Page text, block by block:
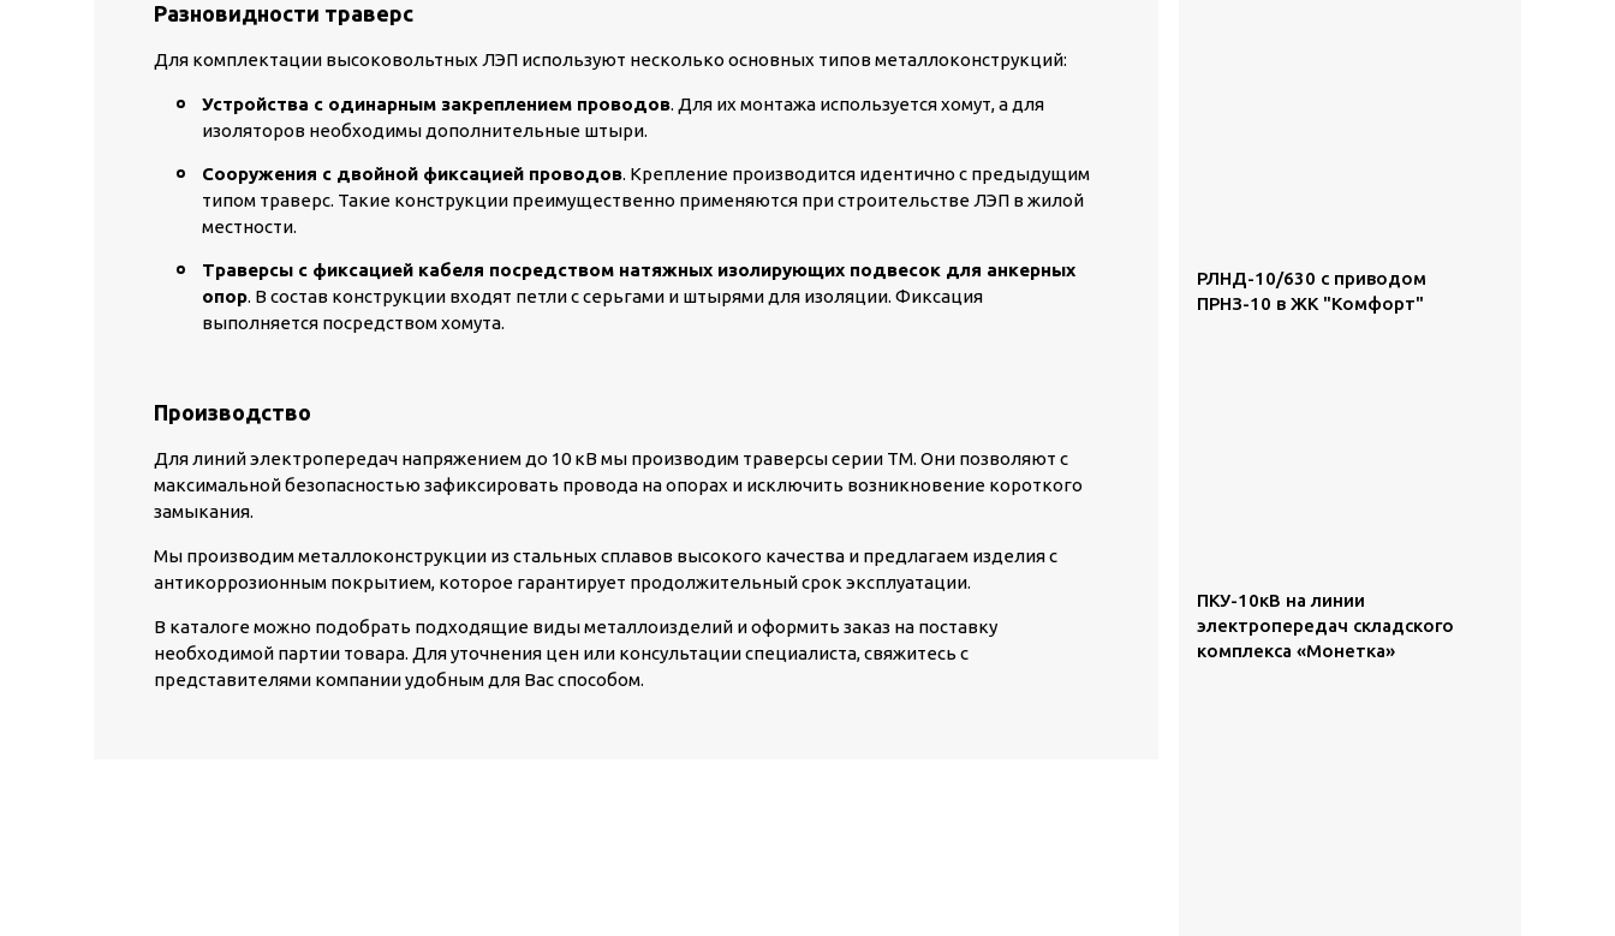
Разновидности траверс
Для комплектации высоковольтных ЛЭП используют несколько основных типов металлоконструкций:
Устройства с одинарным закреплением проводов. Для их монтажа используется хомут, а для
изоляторов необходимы дополнительные штыри.
Сооружения с двойной фиксацией проводов. Крепление производится идентично с предыдущим
типом траверс. Такие конструкции преимущественно применяются при строительстве ЛЭП в жилой
местности.
Траверсы с фиксацией кабеля посредством натяжных изолирующих подвесок для анкерных
опор. В состав конструкции входят петли с серьгами и штырями для изоляции. Фиксация
выполняется посредством хомута.
Производство
Для линий электропередач напряжением до 10 кВ мы производим траверсы серии ТМ. Они позволяют с
максимальной безопасностью зафиксировать провода на опорах и исключить возникновение короткого
замыкания.
Мы производим металлоконструкции из стальных сплавов высокого качества и предлагаем изделия с
антикоррозионным покрытием, которое гарантирует продолжительный срок эксплуатации.
В каталоге можно подобрать подходящие виды металлоизделий и оформить заказ на поставку
необходимой партии товара. Для уточнения цен или консультации специалиста, свяжитесь с
представителями компании удобным для Вас способом.
РЛНД-10/630 с приводом
ПРНЗ-10 в ЖК "Комфорт"
ПКУ-10кВ на линии
электропередач складского
комплекса «Монетка»